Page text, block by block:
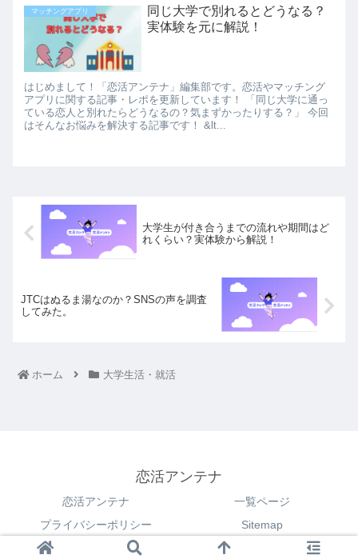
マッチングアプリ
同じ大学で別れるとどうなる？
実体験を元に解説！
はじめまして！「恋活アンテナ」編集部です。恋活やマッチング
アプリに関する記事・レポを更新しています！ 「同じ大学に通っ
ている恋人と別れたらどうなるの？気まずかったりする？」 今回
はそんなお悩みを解決する記事です！ &lt...
大学生が付き合うまでの流れや期間はど
れくらい？実体験から解説！
JTCはぬるま湯なのか？SNSの声を調査
してみた。
ホーム 大学生活・就活
恋活アンテナ
恋活アンテナ
一覧ページ
プライバシーポリシー
Sitemap
© 2021 恋活アンテナ.